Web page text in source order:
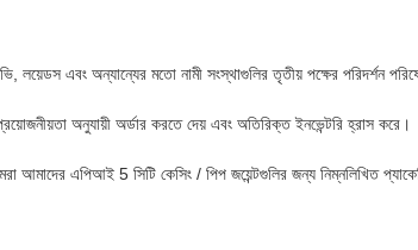
এবং অন্যান্যের মতো নামী সংস্থাগুলির তৃতীয় পক্ষের পরিদর্শন
অনুযায়ী অর্ডার করতে দেয় এবং অতিরিক্ত ইনভেন্টরি হ্রাস করে।
এপিআই 5 সিটি কেসিং / পিপ জয়েন্টগুলির জন্য নিম্নলিখিত